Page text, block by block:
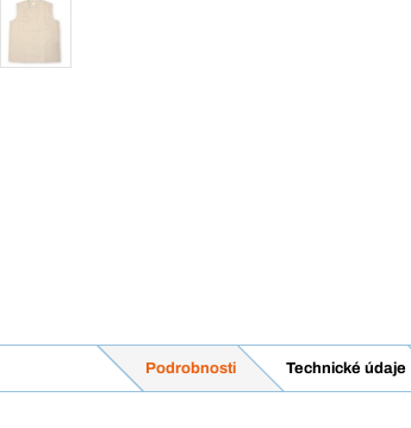
Podrobnosti Technické údaje